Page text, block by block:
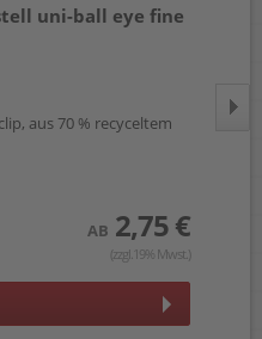
uni-ball eye fine
aus 70 % recyceltem
AB 2,75 €
(zzgl.19% Mwst.)